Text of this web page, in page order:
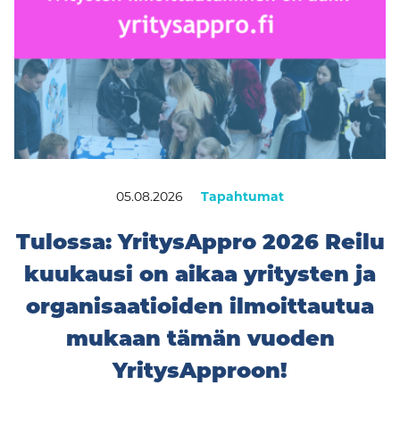
05.08.2026 Tapahtumat
Tulossa: YritysAppro 2026 Reilu
kuukausi on aikaa yritysten ja
organisaatioiden ilmoittautua
mukaan tämän vuoden
YritysApproon!